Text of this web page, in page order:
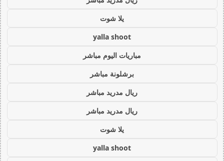
يلا شوت
yalla shoot
مباريات اليوم مباشر
برشلونة مباشر
ريال مدريد مباشر
ريال مدريد مباشر
يلا شوت
yalla shoot